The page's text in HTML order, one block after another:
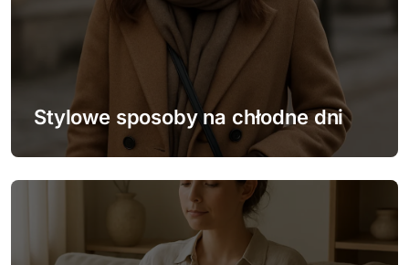
Stylowe sposoby na chłodne dni